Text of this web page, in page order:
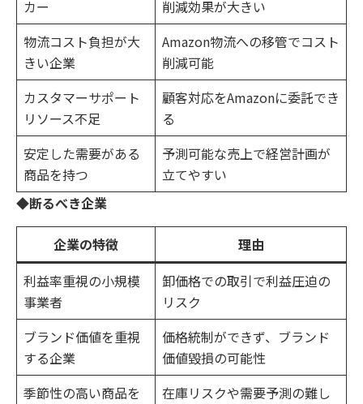
カー
削減効果が大きい
物流コスト負担が大
きい企業
Amazon物流への移管でコスト
削減可能
カスタマーサポート
リソース不足
顧客対応をAmazonに委託でき
る
安定した需要がある
商品を持つ
予測可能な売上で経営計画が
立てやすい
◆断るべき企業
企業の特徴
理由
利益率重視の小規模
事業者
卸価格での取引で利益圧迫の
リスク
ブランド価値を重視
する企業
価格統制ができず、ブランド
価値毀損の可能性
季節性の高い商品を
在庫リスクや需要予測の難し